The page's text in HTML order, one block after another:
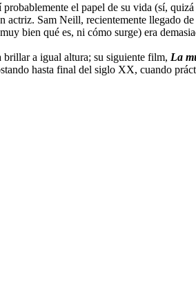
el papel de su vida (sí,
actriz. Sam Neill, recientemente llegado
bien qué es, ni cómo surge) era
a igual altura; su siguiente film, La
hasta final del siglo XX, cuando